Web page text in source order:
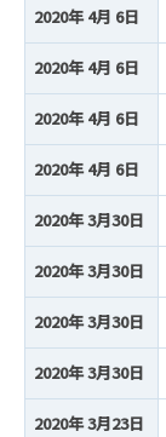
2020年 4月 6日
2020年 4月 6日
2020年 4月 6日
2020年 4月 6日
2020年 3月30日
2020年 3月30日
2020年 3月30日
2020年 3月30日
2020年 3月23日